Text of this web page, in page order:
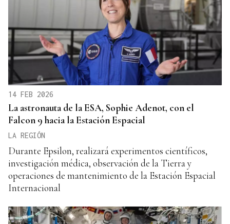
14 FEB 2026
La astronauta de la ESA, Sophie Adenot, con el
Falcon 9 hacia la Estación Espacial
LA REGIÓN
Durante Epsilon, realizará experimentos científicos,
investigación médica, observación de la Tierra y
operaciones de mantenimiento de la Estación Espacial
Internacional